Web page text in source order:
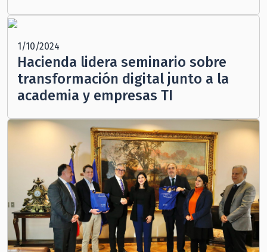
1/10/2024
Hacienda lidera seminario sobre
transformación digital junto a la
academia y empresas TI